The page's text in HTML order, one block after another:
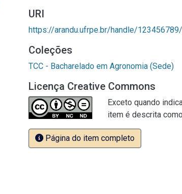
URI
https://arandu.ufrpe.br/handle/
Coleções
TCC - Bacharelado em Agronomia (Sede)
Licença Creative Commons
Exceto quando
item é descrita como
Página do item completo